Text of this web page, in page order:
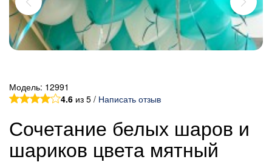
Модель: 12991
4.6 из 5 / Написать отзыв
Сочетание белых шаров и
шариков цвета мятный